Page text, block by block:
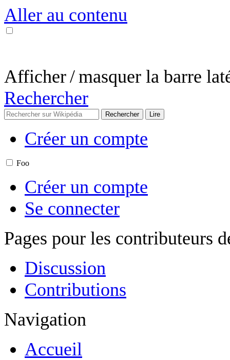
Aller au contenu
Afficher / masquer la barre
Rechercher
Créer un compte
Foo
Créer un compte
Se connecter
Pages pour les contributeurs
Discussion
Contributions
Navigation
Accueil